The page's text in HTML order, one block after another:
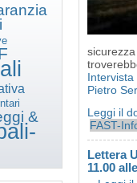
&
Pietro
Leggi il
FAST-
Lettera
11.00